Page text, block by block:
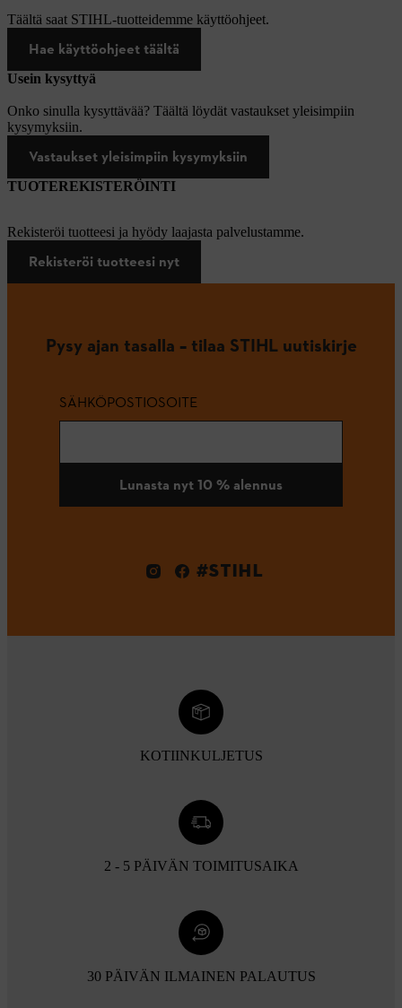
Täältä saat STIHL-tuotteidemme käyttöohjeet.
Hae käyttöohjeet täältä
Usein kysyttyä
Onko sinulla kysyttävää? Täältä löydät vastaukset yleisimpiin
kysymyksiin.
Vastaukset yleisimpiin kysymyksiin
TUOTEREKISTERÖINTI
Rekisteröi tuotteesi ja hyödy laajasta palvelustamme.
Rekisteröi tuotteesi nyt
Pysy ajan tasalla – tilaa STIHL uutiskirje
SÄHKÖPOSTIOSOITE
Lunasta nyt 10 % alennus
#STIHL
KOTIINKULJETUS
2 - 5 PÄIVÄN TOIMITUSAIKA
30 PÄIVÄN ILMAINEN PALAUTUS